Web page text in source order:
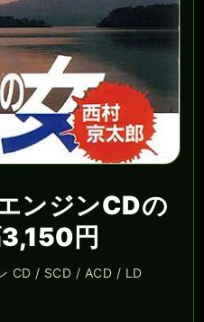
ンジンCDの
円
CD / SCD / ACD / LD